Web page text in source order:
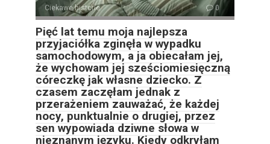
Ciekawe historie 0
Pięć lat temu moja najlepsza
przyjaciółka zginęła w wypadku
samochodowym, a ja obiecałam jej,
że wychowam jej sześciomiesięczną
córeczkę jak własne dziecko. Z
czasem zaczęłam jednak z
przerażeniem zauważać, że każdej
nocy, punktualnie o drugiej, przez
sen wypowiada dziwne słowa w
nieznanym języku. Kiedy odkryłam